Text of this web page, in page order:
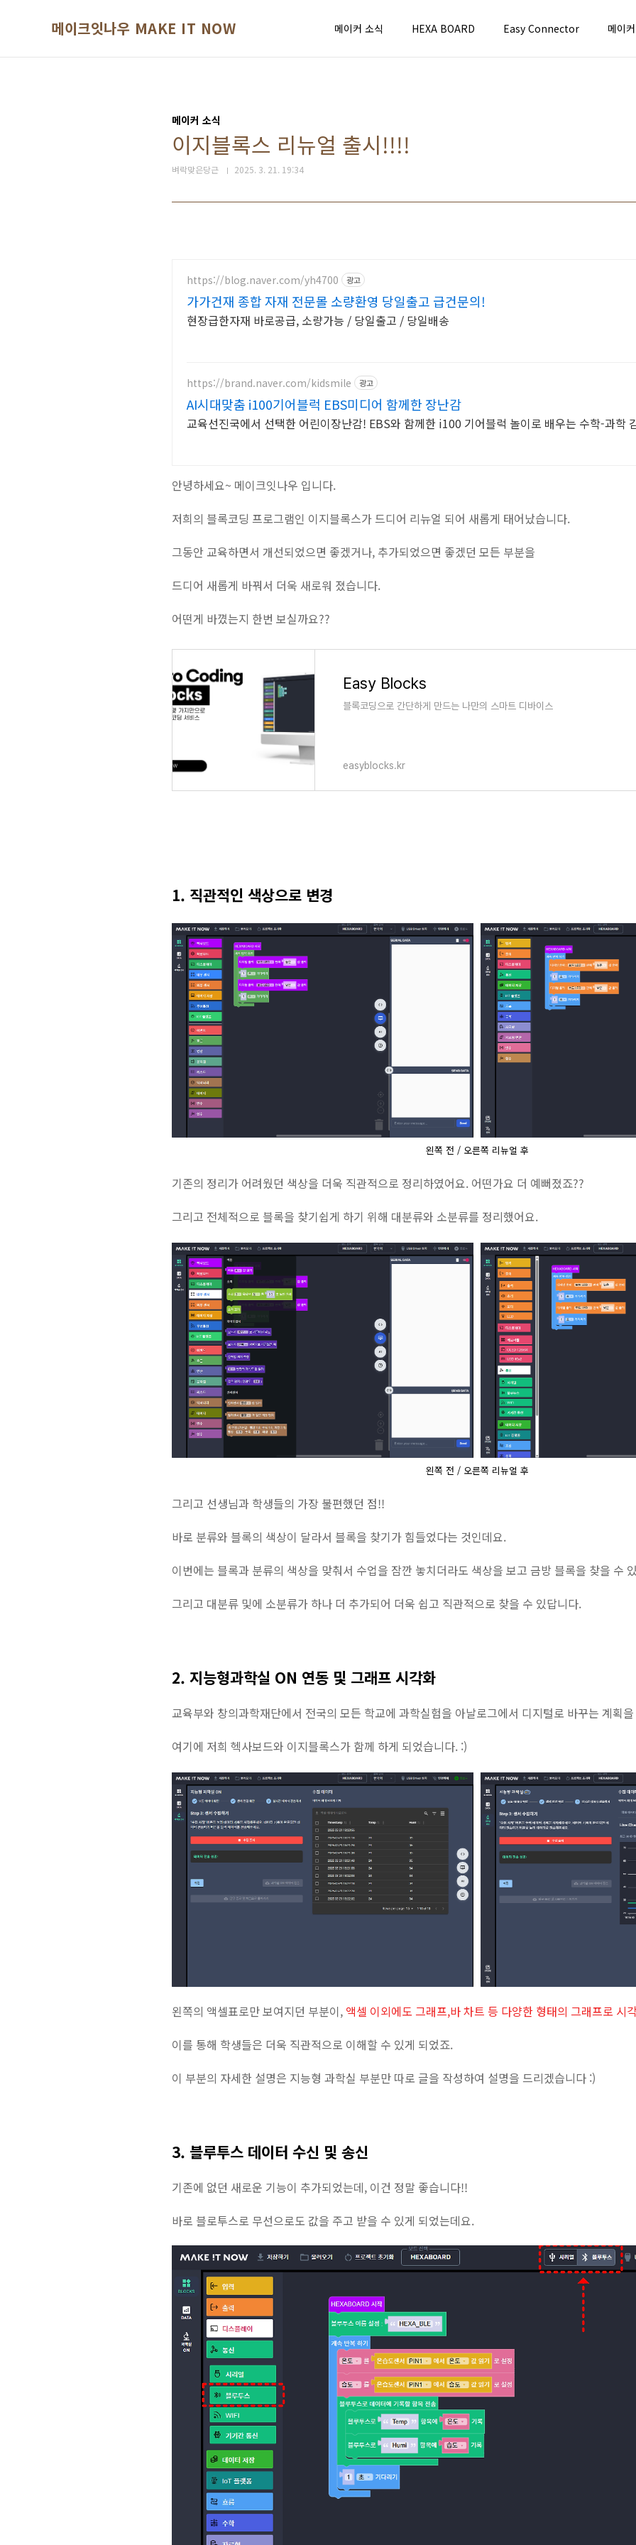
메이크잇나우 MAKE IT NOW 메이커 소식 HEXA BOARD Easy Connector 메이
메이커 소식
이지블록스 리뉴얼 출시!!!!
벼락맞은당근 2025. 3. 21. 19:34
https://blog.naver.com/yh4700 광고
가가건재 종합 자재 전문몰 소량환영 당일출고 급건문의!
현장급한자재 바로공급, 소량가능 / 당일출고 / 당일배송
https://brand.naver.com/kidsmile 광고
AI시대맞춤 i100기어블럭 EBS미디어 함께한 장난감
교육선진국에서 선택한 어린이장난감! EBS와 함께한 i100 기어블럭 놀이로 배우는 수학-과학
안녕하세요~ 메이크잇나우 입니다.
저희의 블록코딩 프로그램인 이지블록스가 드디어 리뉴얼 되어 새롭게 태어났습니다.
그동안 교육하면서 개선되었으면 좋겠거나, 추가되었으면 좋겠던 모든 부분을
드디어 새롭게 바꿔서 더욱 새로워 졌습니다.
어떤게 바꼈는지 한번 보실까요??
Easy Blocks
블록코딩으로 간단하게 만드는 나만의 스마트 디바이스
easyblocks.kr
1. 직관적인 색상으로 변경
왼쪽 전 / 오른쪽 리뉴얼 후
기존의 정리가 어려웠던 색상을 더욱 직관적으로 정리하였어요. 어떤가요 더 예뻐졌죠??
그리고 전체적으로 블록을 찾기쉽게 하기 위해 대분류와 소분류를 정리했어요.
왼쪽 전 / 오른쪽 리뉴얼 후
그리고 선생님과 학생들의 가장 불편했던 점!!
바로 분류와 블록의 색상이 달라서 블록을 찾기가 힘들었다는 것인데요.
이번에는 블록과 분류의 색상을 맞춰서 수업을 잠깐 놓치더라도 색상을 보고 금방 블록을 찾을 수
그리고 대분류 및에 소분류가 하나 더 추가되어 더욱 쉽고 직관적으로 찾을 수 있답니다.
2. 지능형과학실 ON 연동 및 그래프 시각화
교육부와 창의과학재단에서 전국의 모든 학교에 과학실험을 아날로그에서 디지털로 바꾸는 계획
여기에 저희 헥사보드와 이지블록스가 함께 하게 되었습니다. :)
왼쪽의 액셀표로만 보여지던 부분이, 액셀 이외에도 그래프,바 차트 등 다양한 형태의 그래프로 시
이를 통해 학생들은 더욱 직관적으로 이해할 수 있게 되었죠.
이 부분의 자세한 설명은 지능형 과학실 부분만 따로 글을 작성하여 설명을 드리겠습니다 :)
3. 블루투스 데이터 수신 및 송신
기존에 없던 새로운 기능이 추가되었는데, 이건 정말 좋습니다!!
바로 블로투스로 무선으로도 값을 주고 받을 수 있게 되었는데요.